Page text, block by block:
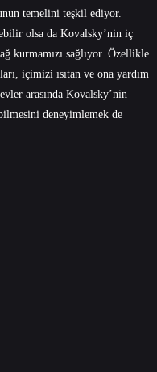
temelini teşkil ediyor.
olsa da Kovalsky’nin iç
kurmamızı sağlıyor. Özellikle
içimizi ısıtan ve ona yardım
arasında Kovalsky’nin
deneyimlemek de